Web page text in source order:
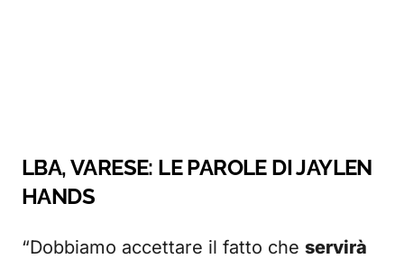
LBA, VARESE: LE PAROLE DI JAYLEN
HANDS
“Dobbiamo accettare il fatto che servirà